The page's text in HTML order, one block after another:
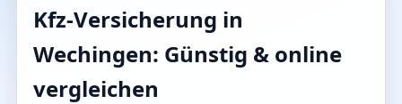
Kfz-Versicherung in
Wechingen: Günstig & online
vergleichen